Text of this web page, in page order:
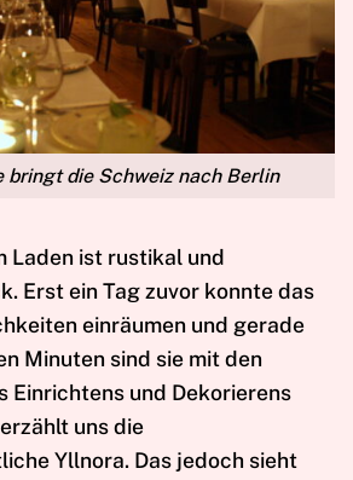
bringt die Schweiz nach Berlin
Laden ist rustikal und
Erst ein Tag zuvor konnte das
einräumen und gerade
Minuten sind sie mit den
Einrichtens und Dekorierens
uns die
Yllnora. Das jedoch sieht